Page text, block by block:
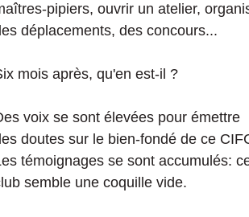
pipiers, ouvrir un atelier,
déplacements, des concours...
mois après, qu'en est-il ?
voix se sont élevées pour émettre
doutes sur le bien-fondé de ce
témoignages se sont accumulés:
semble une coquille vide.